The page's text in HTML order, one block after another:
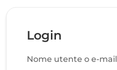
Login
Nome utente o e-mail